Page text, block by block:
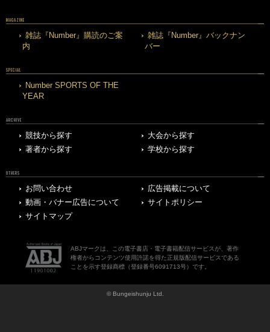
MAGAZINE
雑誌『Number』購読のご案
内
雑誌『Number』バックナン
バー
SPECIAL
Number SPORTS OF THE
YEAR
ARCHIVE
競技から探す
大会から探す
著者から探す
学校から探す
OTHERS
お問い合わせ
広告掲載について
動画・バナー広告について
サイトポリシー
サイトマップ
ABJマークは、この電子書店・電子書籍配信サービスが、著作
権者からコンテンツ使用許諾を得た正規版配信サービスである
ことを示す登録商標（登録番号6091713号）です。
© Bungeishunju Ltd.